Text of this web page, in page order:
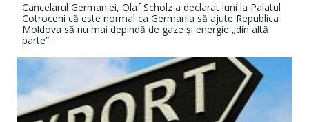
Cancelarul Germaniei, Olaf Scholz a declarat luni la Palatul
Cotroceni că este normal ca Germania să ajute Republica
Moldova să nu mai depindă de gaze și energie „din altă
parte”.